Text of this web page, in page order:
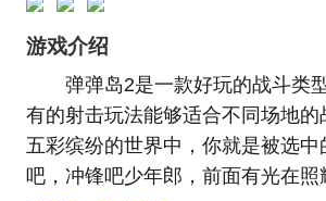
游戏介绍
弹弹岛2是一款好玩的战斗类
有的射击玩法能够适合不同场地
五彩缤纷的世界中，你就是被选中
吧，冲锋吧少年郎，前面有光在照